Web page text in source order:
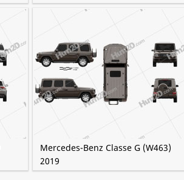
Mercedes-Benz Classe G (W463)
2019